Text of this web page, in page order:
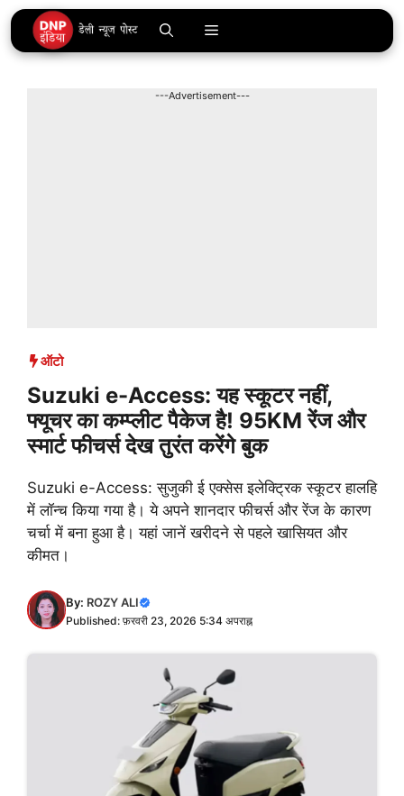
Skip
to
content
Menu
---Advertisement---
ऑटो
Suzuki e-Access: यह स्कूटर नहीं,
फ्यूचर का कम्प्लीट पैकेज है! 95KM रेंज और
स्मार्ट फीचर्स देख तुरंत करेंगे बुक
Suzuki e-Access: सुजुकी ई एक्सेस इलेक्ट्रिक स्कूटर हालहि
में लॉन्च किया गया है। ये अपने शानदार फीचर्स और रेंज के कारण
चर्चा में बना हुआ है। यहां जानें खरीदने से पहले खासियत और
कीमत।
By: ROZY ALI
Published: फ़रवरी 23, 2026 5:34 अपराह्न